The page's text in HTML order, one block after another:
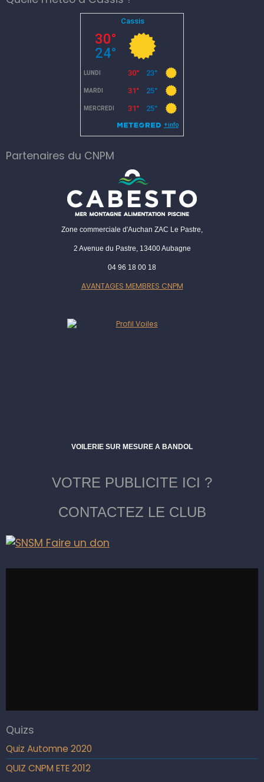
Partenaires du CNPM
Zone commerciale d'Auchan ZAC Le Pastre,
2 Avenue du Pastre, 13400 Aubagne
04 96 18 00 18
AVANTAGES MEMBRES CNPM
VOILERIE SUR MESURE A BANDOL
VOTRE PUBLICITE ICI ?
CONTACTEZ LE CLUB
Quizs
Quiz Automne 2020
QUIZ CNPM ETE 2012